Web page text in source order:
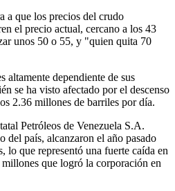
a que los precios del crudo
el precio actual, cercano a los 43
unos 50 o 55, y "quien quita 70
altamente dependiente de sus
se ha visto afectado por el descenso
2.36 millones de barriles por día.
Petróleos de Venezuela S.A.
país, alcanzaron el año pasado
lo que representó una fuerte caída en
que logró la corporación en